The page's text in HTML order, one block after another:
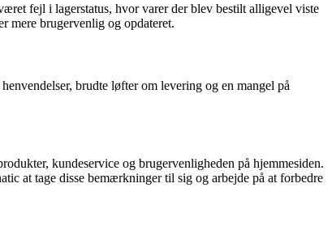
fejl i lagerstatus, hvor varer der blev bestilt alligevel viste
mere brugervenlig og opdateret.
brudte løfter om levering og en mangel på
kundeservice og brugervenligheden på hjemmesiden.
at tage disse bemærkninger til sig og arbejde på at forbedre